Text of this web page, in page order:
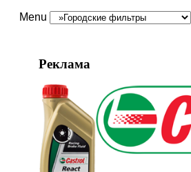
Menu
Реклама